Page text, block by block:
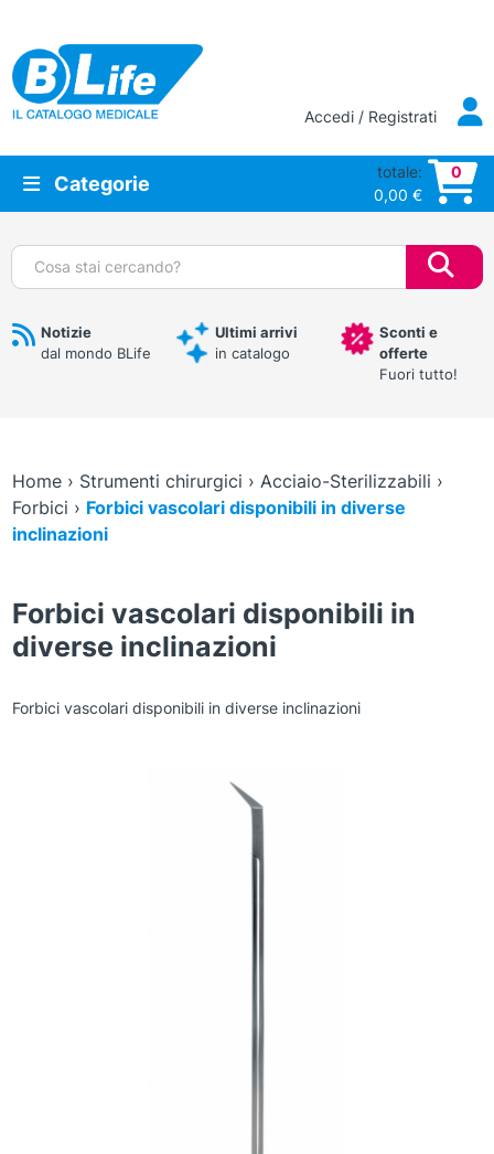
Vai al contenuto principale
Accedi / Registrati
Categorie
totale:
0,00 €
0
Cerca:
Notizie
dal mondo BLife
Ultimi arrivi
in catalogo
Sconti e
offerte
Fuori tutto!
Home› Strumenti chirurgici › Acciaio-Sterilizzabili ›
Forbici › Forbici vascolari disponibili in diverse
inclinazioni
Forbici vascolari disponibili in
diverse inclinazioni
Forbici vascolari disponibili in diverse inclinazioni